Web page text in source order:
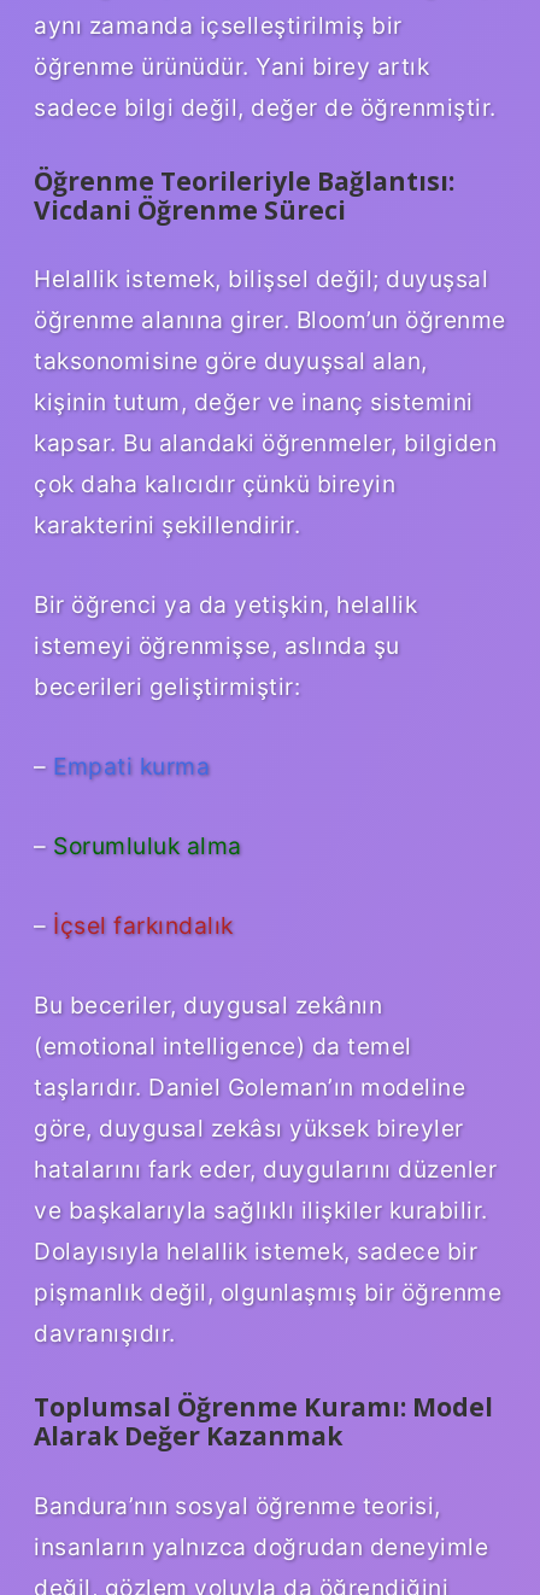
aynı zamanda içselleştirilmiş bir
öğrenme ürünüdür. Yani birey artık
sadece bilgi değil, değer de öğrenmiştir.
Öğrenme Teorileriyle Bağlantısı:
Vicdani Öğrenme Süreci
Helallik istemek, bilişsel değil; duyuşsal
öğrenme alanına girer. Bloom’un öğrenme
taksonomisine göre duyuşsal alan,
kişinin tutum, değer ve inanç sistemini
kapsar. Bu alandaki öğrenmeler, bilgiden
çok daha kalıcıdır çünkü bireyin
karakterini şekillendirir.
Bir öğrenci ya da yetişkin, helallik
istemeyi öğrenmişse, aslında şu
becerileri geliştirmiştir:
– Empati kurma
– Sorumluluk alma
– İçsel farkındalık
Bu beceriler, duygusal zekânın
(emotional intelligence) da temel
taşlarıdır. Daniel Goleman’ın modeline
göre, duygusal zekâsı yüksek bireyler
hatalarını fark eder, duygularını düzenler
ve başkalarıyla sağlıklı ilişkiler kurabilir.
Dolayısıyla helallik istemek, sadece bir
pişmanlık değil, olgunlaşmış bir öğrenme
davranışıdır.
Toplumsal Öğrenme Kuramı: Model
Alarak Değer Kazanmak
Bandura’nın sosyal öğrenme teorisi,
insanların yalnızca doğrudan deneyimle
değil, gözlem yoluyla da öğrendiğini